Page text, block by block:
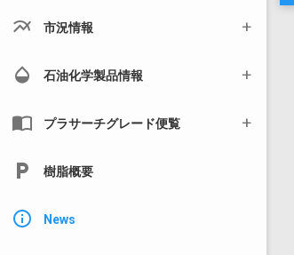
multiline_chart 市況情報
opacity 石油化学製品情報
import_contacts プラサーチグレード便覧
local_parking 樹脂概要
info_outline News